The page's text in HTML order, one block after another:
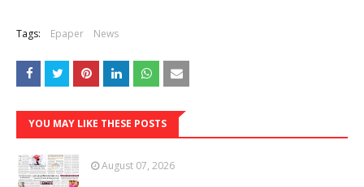
Tags: Epaper News
YOU MAY LIKE THESE POSTS
August 07, 2026